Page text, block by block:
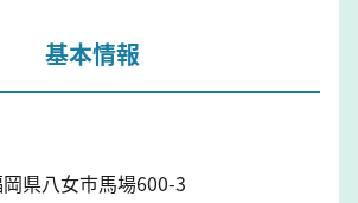
基本情報
県八女市馬場600-3